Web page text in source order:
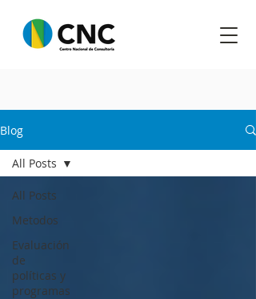
Blog
All Posts
Metodos
Evaluación
de
políticas y
programas
All Posts